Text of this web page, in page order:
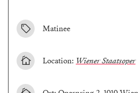
Matinee
Location: Wiener Staatsoper